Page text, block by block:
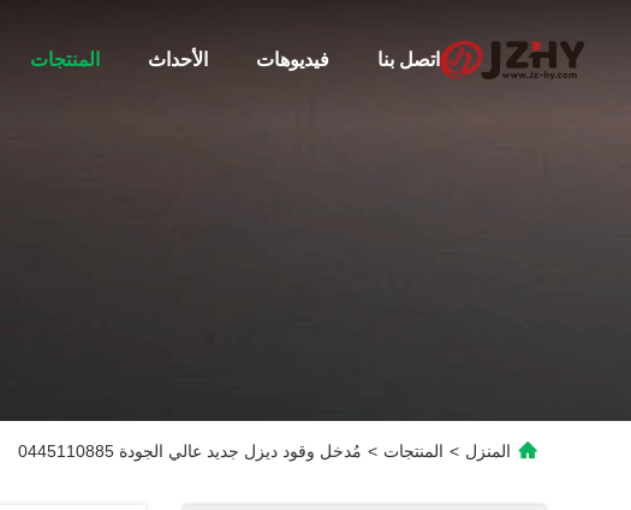
المنتجات الأحداث فيديوهات اتصل بنا
المنزل > المنتجات > مُدخل وقود ديزل جديد عالي الجودة 0445110885